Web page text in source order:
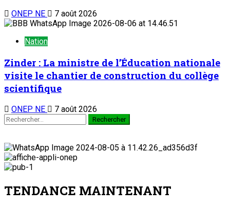
ONEP NE 7 août 2026
Nation
Zinder : La ministre de l’Éducation nationale
visite le chantier de construction du collège
scientifique
ONEP NE 7 août 2026
TENDANCE MAINTENANT